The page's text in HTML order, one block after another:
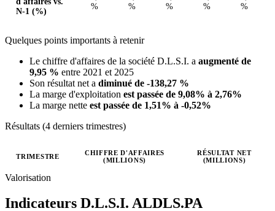
N-1 (%)
%
%
%
%
%
Quelques points importants à retenir
Le chiffre d'affaires de la société D.L.S.I. a augmenté de
9,95 % entre 2021 et 2025
Son résultat net a diminué de -138,27 %
La marge d'exploitation est passée de 9,08% à 2,76%
La marge nette est passée de 1,51% à -0,52%
Résultats (4 derniers trimestres)
Valeurs trimestrielles en millions (euro)
TRIMESTRE
CHIFFRE D'AFFAIRES
(MILLIONS)
RÉSULTAT NET
(MILLIONS)
Valorisation
Indicateurs D.L.S.I. ALDLS.PA